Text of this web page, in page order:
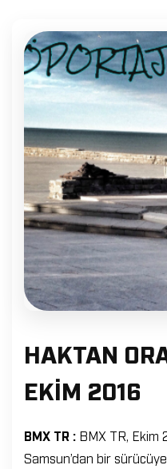
HAKTAN
EKIM 2016
BMX TR : BMX TR, Ekim
Samsun’dan bir